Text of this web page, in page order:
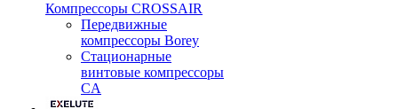
Компрессоры CROSSAIR
Передвижные
компрессоры Borey
Стационарные
винтовые компрессоры
CA